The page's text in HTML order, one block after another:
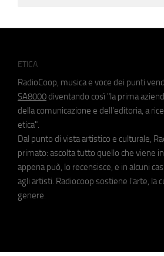
ETICA
RadioCoop, musica e voce dei punti
SA8000 diventando così "la prima
della comunicazione e dell'editoria, a
etica".
Dal punto di vista artistico e culturale,
primato: ascolta tutto quello che viene
appena può, lo recensisce, e in alcuni
agli artisti. Radiocoop sostiene l'arte, la
genere.